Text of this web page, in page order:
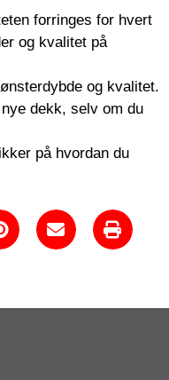
forringes for hvert
og kvalitet på
og kvalitet.
dekk, selv om du
på hvordan du